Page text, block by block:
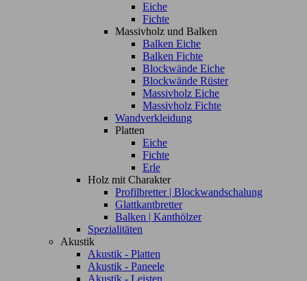
Eiche
Fichte
Massivholz und Balken
Balken Eiche
Balken Fichte
Blockwände Eiche
Blockwände Rüster
Massivholz Eiche
Massivholz Fichte
Wandverkleidung
Platten
Eiche
Fichte
Erle
Holz mit Charakter
Profilbretter | Blockwandschalung
Glattkantbretter
Balken | Kanthölzer
Spezialitäten
Akustik
Akustik - Platten
Akustik - Paneele